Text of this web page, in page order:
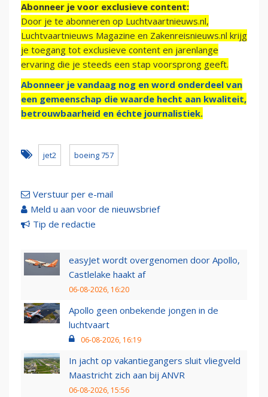
Abonneer je voor exclusieve content:
Door je te abonneren op Luchtvaartnieuws.nl,
Luchtvaartnieuws Magazine en Zakenreisnieuws.nl krijg
je toegang tot exclusieve content en jarenlange
ervaring die je steeds een stap voorsprong geeft.
Abonneer je vandaag nog en word onderdeel van
een gemeenschap die waarde hecht aan kwaliteit,
betrouwbaarheid en échte journalistiek.
jet2 boeing 757
Verstuur per e-mail
Meld u aan voor de nieuwsbrief
Tip de redactie
easyJet wordt overgenomen door Apollo,
Castlelake haakt af
06-08-2026, 16:20
Apollo geen onbekende jongen in de
luchtvaart
06-08-2026, 16:19
In jacht op vakantiegangers sluit vliegveld
Maastricht zich aan bij ANVR
06-08-2026, 15:56